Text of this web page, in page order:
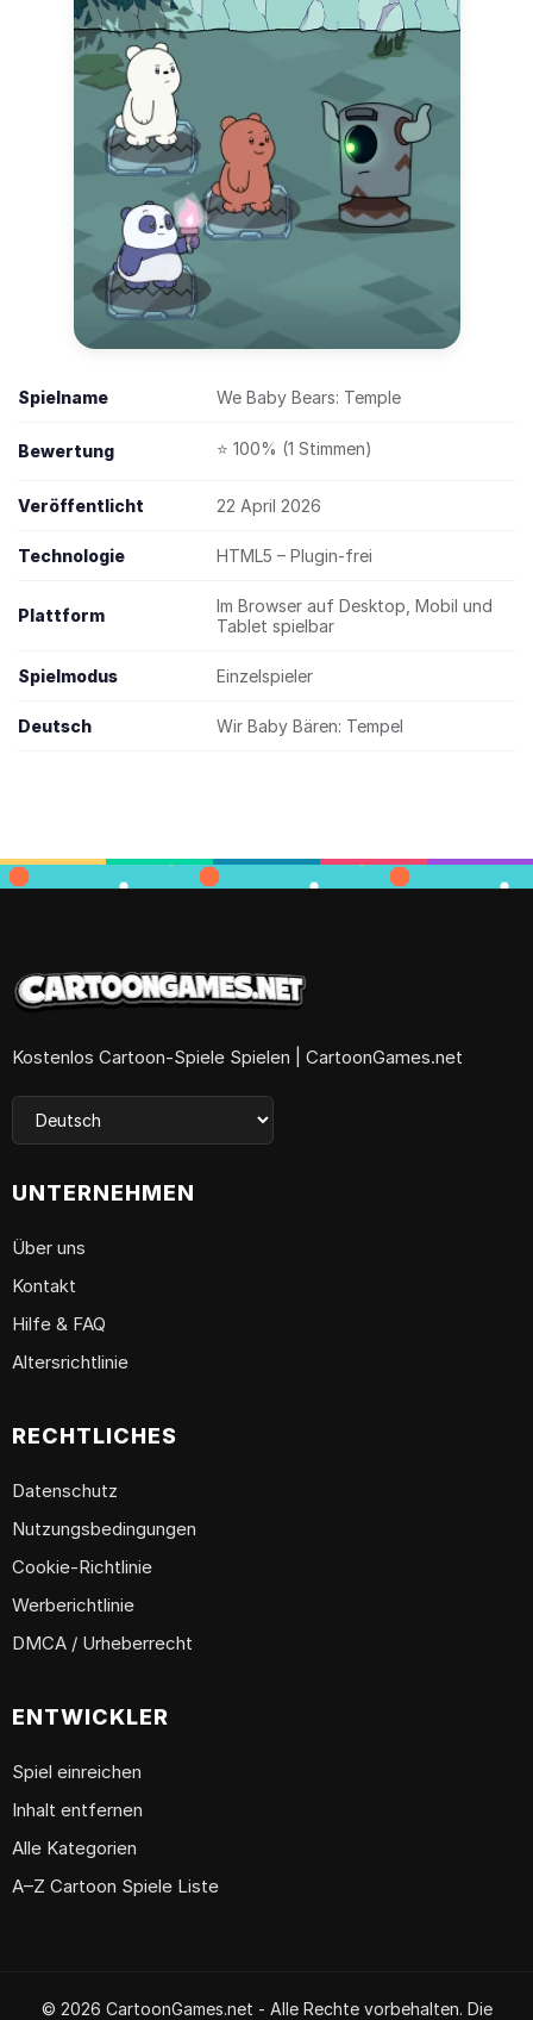
Spielname We Baby Bears: Temple
Bewertung ⭐ 100% (1 Stimmen)
Veröffentlicht 22 April 2026
Technologie HTML5 – Plugin-frei
Plattform
Im Browser auf Desktop, Mobil und
Tablet spielbar
Spielmodus Einzelspieler
Deutsch Wir Baby Bären: Tempel
Kostenlos Cartoon-Spiele Spielen | CartoonGames.net
UNTERNEHMEN
Über uns
Kontakt
Hilfe & FAQ
Altersrichtlinie
RECHTLICHES
Datenschutz
Nutzungsbedingungen
Cookie-Richtlinie
Werberichtlinie
DMCA / Urheberrecht
ENTWICKLER
Spiel einreichen
Inhalt entfernen
Alle Kategorien
A–Z Cartoon Spiele Liste
© 2026 CartoonGames.net - Alle Rechte vorbehalten. Die